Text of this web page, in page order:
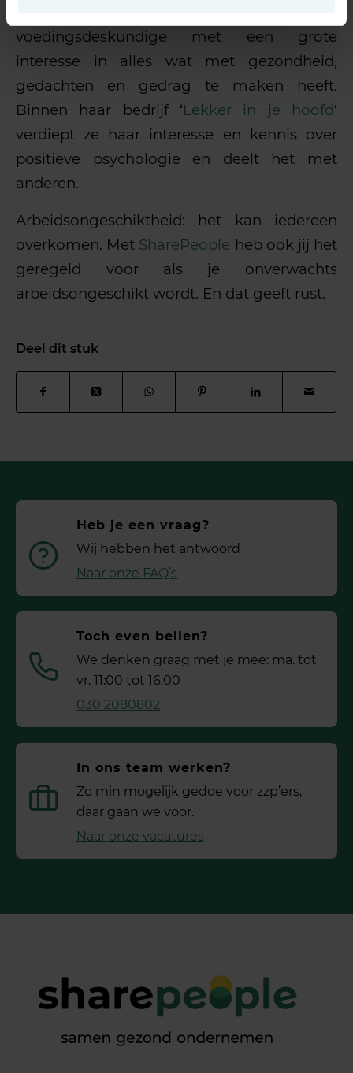
voedingsdeskundige met een grote
interesse in alles wat met gezondheid,
gedachten en gedrag te maken heeft.
Binnen haar bedrijf ‘Lekker in je hoofd‘
verdiept ze haar interesse en kennis over
positieve psychologie en deelt het met
anderen.
Arbeidsongeschiktheid: het kan iedereen
overkomen. Met SharePeople heb ook jij het
geregeld voor als je onverwachts
arbeidsongeschikt wordt. En dat geeft rust.
Deel dit stuk
Heb je een vraag?
Wij hebben het antwoord
Naar onze FAQ’s
Toch even bellen?
We denken graag met je mee: ma. tot
vr. 11:00 tot 16:00
030 2080802
In ons team werken?
Zo min mogelijk gedoe voor ­zzp’ers,
daar gaan we voor.
Naar onze vacatures